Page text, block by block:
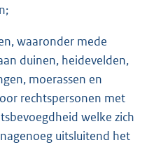
waaronder mede
duinen, heidevelden,
moerassen en
rechtspersonen met
welke zich
uitsluitend het